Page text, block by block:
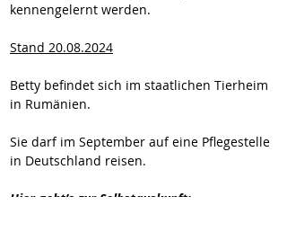
kennengelernt werden.
Stand 20.08.2024
Betty befindet sich im staatlichen Tierheim
in Rumänien.
Sie darf im September auf eine Pflegestelle
in Deutschland reisen.
Hier geht’s zur Selbstauskunft: